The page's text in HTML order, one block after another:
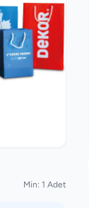
Min: 1 Adet